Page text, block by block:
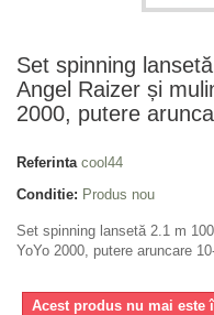
Set spinning
Angel Raizer și
2000, putere
Referinta cool44
Conditie: Produs nou
Set spinning lansetă 2.1 m
YoYo 2000, putere aruncare
Acest produs nu mai este